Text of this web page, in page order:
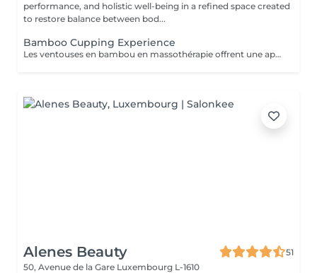
performance, and holistic well-being in a refined space created
to restore balance between bod...
Bamboo Cupping Experience
Les ventouses en bambou en massothérapie offrent une approche naturelle, douce et non invasive pour le soin du corps Elles agissent en profondeur tout en respectant les tissus, sans provoquer de douleur ni de marques. Bienfaits principaux : Stimulent la microcirculation sanguine et améliorent l'oxygénation des tissus Favorisent la récupération musculaire et réduisent les tensions, notamment au niveau du dos et de la nuque Produisent un effet de drainage lymphatique, aidant à diminuer les dèmes Améliorent la tonicité et l'élasticité de la peau Induisent une relaxation profonde, bénéfique en cas de stress Grâce aux propriétés naturelles du bambou, le massage se caractérise par un glissement fluide et une pression maîtrisée, garantissant un soin confortable et non traumatique. Contre-indications : Affections cutanées inflammatoires, varices, hypertension artérielle sévère, fragilité vasculaire.
Alenes Beauty
51
50, Avenue de la Gare Luxembourg L-1610